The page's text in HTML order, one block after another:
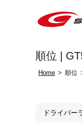
順位 |
Home 順位
ドライバー